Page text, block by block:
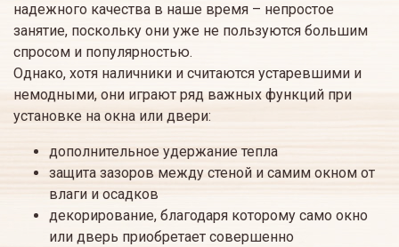
надежного качества в наше время – непростое
занятие, поскольку они уже не пользуются большим
спросом и популярностью.
Однако, хотя наличники и считаются устаревшими и
немодными, они играют ряд важных функций при
установке на окна или двери:
дополнительное удержание тепла
защита зазоров между стеной и самим окном от
влаги и осадков
декорирование, благодаря которому само окно
или дверь приобретает совершенно